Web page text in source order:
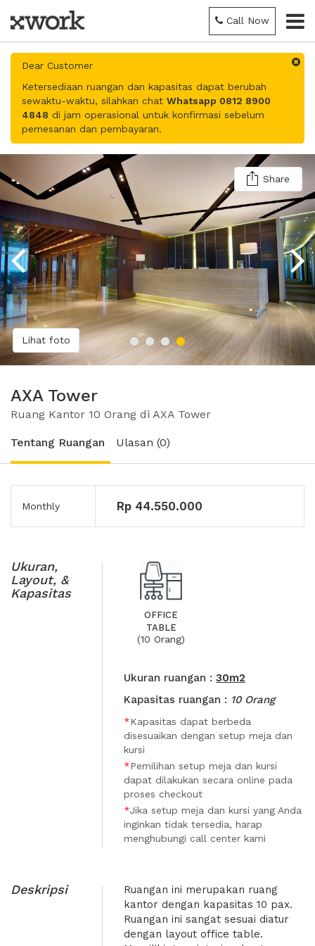
Call Now
Dear Customer
Ketersediaan ruangan dan kapasitas dapat berubah
sewaktu-waktu, silahkan chat Whatsapp 0812 8900
4848 di jam operasional untuk konfirmasi sebelum
pemesanan dan pembayaran.
Lihat foto
Share
AXA Tower
Ruang Kantor 10 Orang di AXA Tower
Tentang Ruangan Ulasan (0)
Monthly Rp 44.550.000
Ukuran,
Layout, &
Kapasitas
OFFICE
TABLE
(10 Orang)
Ukuran ruangan : 30m2
Kapasitas ruangan : 10 Orang
*Kapasitas dapat berbeda
disesuaikan dengan setup meja dan
kursi
*Pemilihan setup meja dan kursi
dapat dilakukan secara online pada
proses checkout
*Jika setup meja dan kursi yang Anda
inginkan tidak tersedia, harap
menghubungi call center kami
Deskripsi
Ruangan ini merupakan ruang
kantor dengan kapasitas 10 pax.
Ruangan ini sangat sesuai diatur
dengan layout office table.